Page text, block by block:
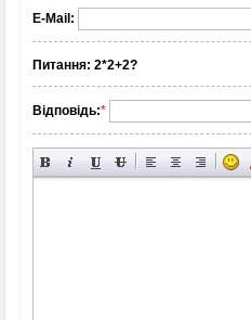
E-Mail:
Питання: 2*2+2?
Відповідь:*